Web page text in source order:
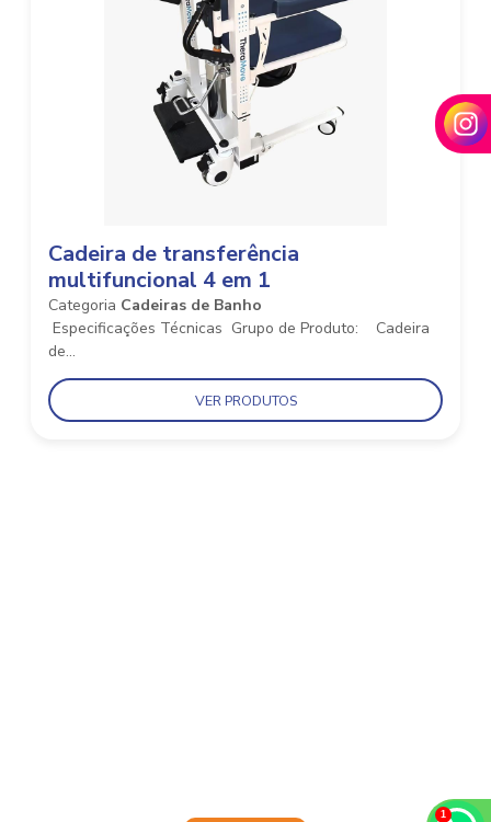
Cadeira de transferência
multifuncional 4 em 1
Categoria Cadeiras de Banho
Especificações Técnicas Grupo de Produto: Cadeira
de...
VER PRODUTOS